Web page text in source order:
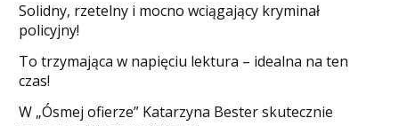
Solidny, rzetelny i mocno wciągający kryminał
policyjny!
​To trzymająca w napięciu lektura – idealna na ten
czas!
W „Ósmej ofierze” Katarzyna Bester skutecznie